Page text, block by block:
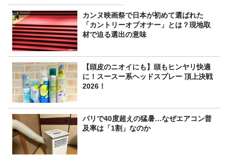
カンヌ映画祭で日本が初めて選ばれた
「カントリーオブオナー」とは？現地取
材で迫る選出の意味
【頭皮のニオイにも】頭もヒンヤリ快適
に！スースー系ヘッドスプレー 頂上決戦
2026！
パリで40度超えの猛暑…なぜエアコン普
及率は「1割」なのか